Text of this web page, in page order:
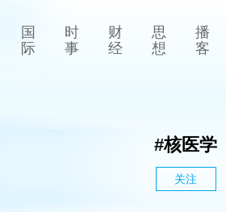
国
际
时
事
财
经
思
想
播
客
#核医学
关注